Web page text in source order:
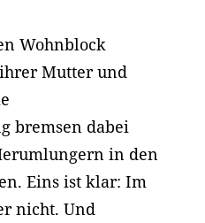
Wohnblock
Mutter und
bremsen dabei
in den
Eins ist klar: Im
nicht. Und